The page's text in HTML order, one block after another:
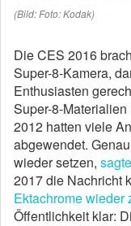
(Bild: Foto: Kodak)
Die CES 2016
Super-8-Kamera,
Enthusiasten
Super-8-
2012 hatten viele
abgewendet.
wieder setzen,
2017 die Nachricht
Ektachrome wieder
Öffentlichkeit klar: